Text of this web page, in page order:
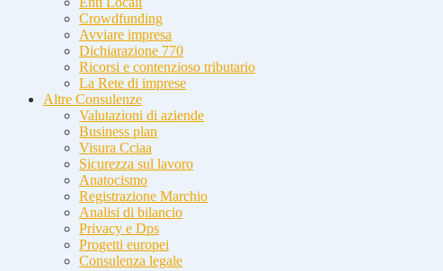
Crowdfunding
Avviare impresa
Dichiarazione 770
Ricorsi e contenzioso tributario
La Rete di imprese
Altre Consulenze
Valutazioni di aziende
Business plan
Visura Cciaa
Sicurezza sul lavoro
Anatocismo
Registrazione Marchio
Analisi di bilancio
Privacy e Dps
Progetti europei
Consulenza legale